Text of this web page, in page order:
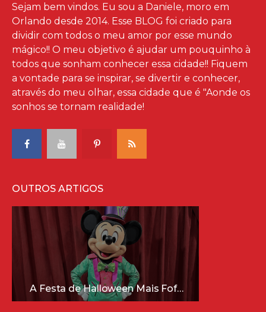
Sejam bem vindos. Eu sou a Daniele, moro em
Orlando desde 2014. Esse BLOG foi criado para
dividir com todos o meu amor por esse mundo
mágico!! O meu objetivo é ajudar um pouquinho à
todos que sonham conhecer essa cidade!! Fiquem
a vontade para se inspirar, se divertir e conhecer,
através do meu olhar, essa cidade que é "Aonde os
sonhos se tornam realidade!
OUTROS ARTIGOS
A Festa de Halloween Mais Fofa da Disney Está Chegando!